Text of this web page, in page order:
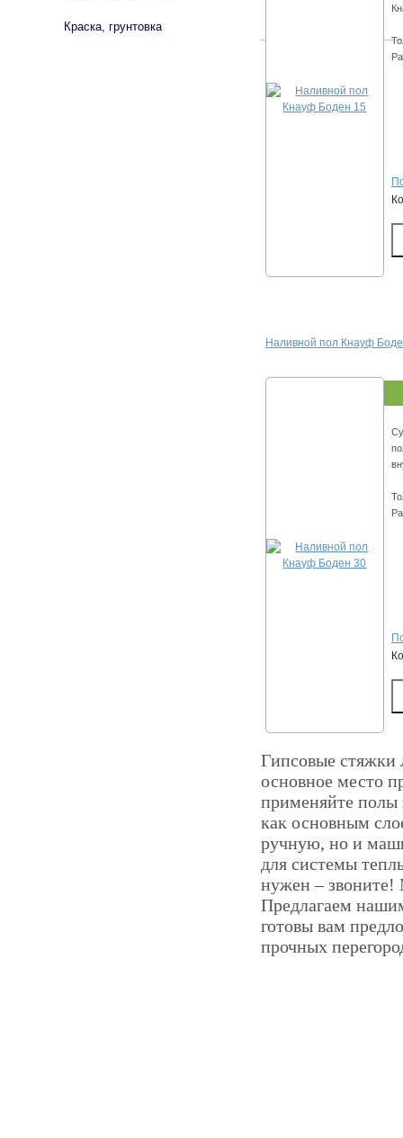
Наливной пол Кнауф
Гипсовые стяжки
основное место
применяйте полы
как основным
ручную, но и
для системы
нужен –
Предлагаем
готовы вам
прочных
Краска, грунтовка